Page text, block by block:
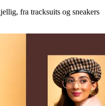
fra tracksuits og sneakers